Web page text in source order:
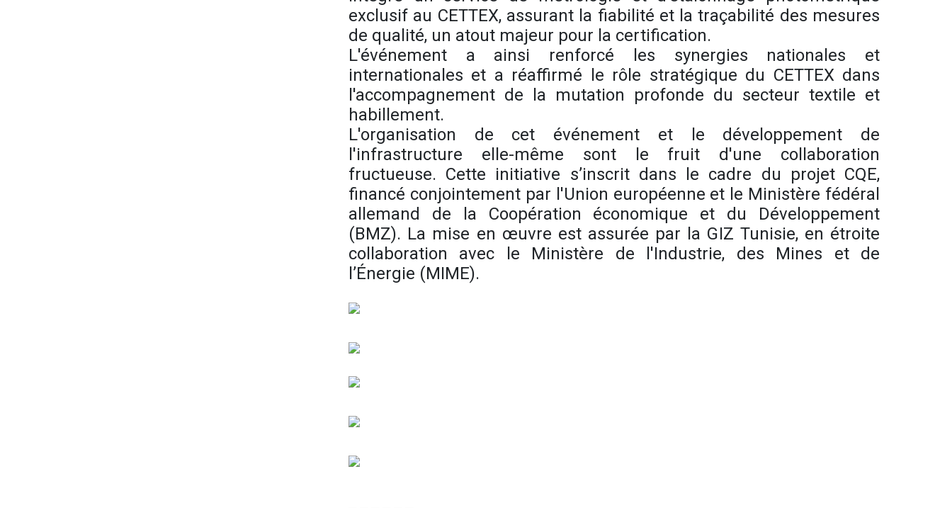
exclusif au CETTEX, assurant la fiabilité et la traçabilité des mesures
de qualité, un atout majeur pour la certification.
L'événement a ainsi renforcé les synergies nationales et
internationales et a réaffirmé le rôle stratégique du CETTEX dans
l'accompagnement de la mutation profonde du secteur textile et
habillement.
L'organisation de cet événement et le développement de
l'infrastructure elle-même sont le fruit d'une collaboration
fructueuse. Cette initiative s’inscrit dans le cadre du projet CQE,
financé conjointement par l'Union européenne et le Ministère fédéral
allemand de la Coopération économique et du Développement
(BMZ). La mise en œuvre est assurée par la GIZ Tunisie, en étroite
collaboration avec le Ministère de l'Industrie, des Mines et de
l’Énergie (MIME).